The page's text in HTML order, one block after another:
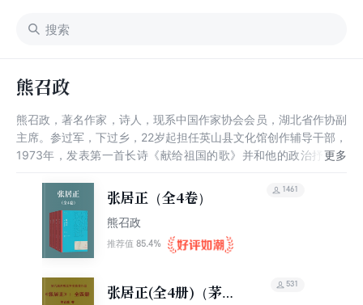
熊召政
熊召政，著名作家，诗人，现系中国作家协会会员，湖北省作协副
主席。参过军，下过乡，22岁起担任英山县文化馆创作辅导干部，
1973年，发表第一首长诗《献给祖国的歌》并和他的政治抒情诗
1999年开始相继出版长篇历史小说《张居正》四卷本，2005年更
是凭借《张居正》全票获得茅盾文学奖第一名。2006年，获得湖
北省五一劳动奖章，并受聘为武汉大学传统文化研究中心兼职研究
员及中南财经政法大学客座教授。2012年9月25日在湖北省文学艺
术界联合会第九次代表大会上，当选为湖北省文联主席，现任中国
文联全委会委员。2018年，凭借《荡寇风云》获得第24届香港电
影评论学会最佳编剧奖。
张居正（全4卷）
熊召政
推荐值 85.4%
1461
张居正(全4册)（茅盾
531